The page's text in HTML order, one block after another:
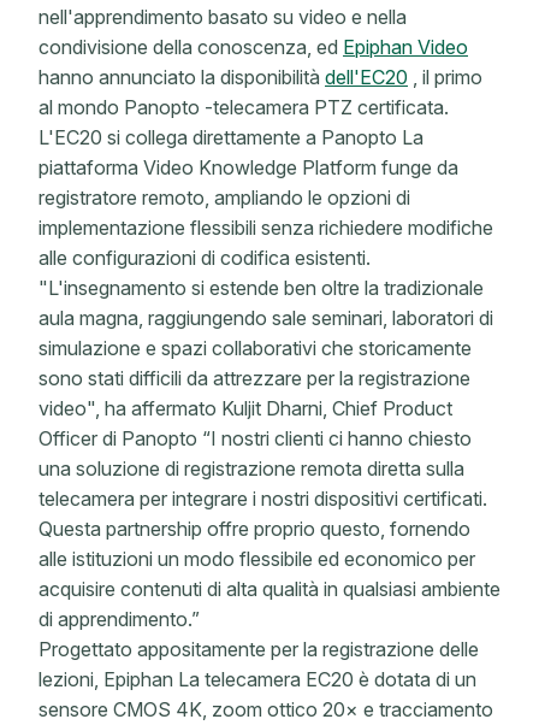
nell'apprendimento basato su video e nella
condivisione della conoscenza, ed Epiphan Video
hanno annunciato la disponibilità dell'EC20 , il primo
al mondo Panopto -telecamera PTZ certificata.
L'EC20 si collega direttamente a Panopto La
piattaforma Video Knowledge Platform funge da
registratore remoto, ampliando le opzioni di
implementazione flessibili senza richiedere modifiche
alle configurazioni di codifica esistenti.
"L'insegnamento si estende ben oltre la tradizionale
aula magna, raggiungendo sale seminari, laboratori di
simulazione e spazi collaborativi che storicamente
sono stati difficili da attrezzare per la registrazione
video", ha affermato Kuljit Dharni, Chief Product
Officer di Panopto “I nostri clienti ci hanno chiesto
una soluzione di registrazione remota diretta sulla
telecamera per integrare i nostri dispositivi certificati.
Questa partnership offre proprio questo, fornendo
alle istituzioni un modo flessibile ed economico per
acquisire contenuti di alta qualità in qualsiasi ambiente
di apprendimento.”
Progettato appositamente per la registrazione delle
lezioni, Epiphan La telecamera EC20 è dotata di un
sensore CMOS 4K, zoom ottico 20× e tracciamento